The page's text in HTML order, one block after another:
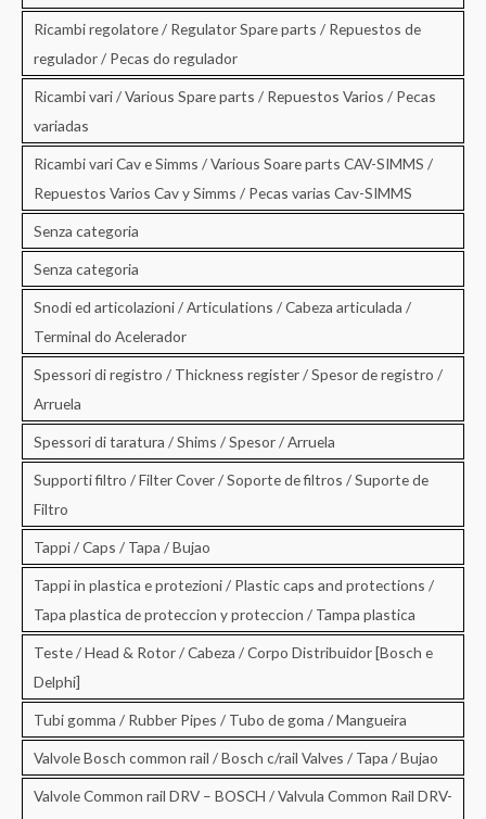
Ricambi regolatore / Regulator Spare parts / Repuestos de
regulador / Pecas do regulador
Ricambi vari / Various Spare parts / Repuestos Varios / Pecas
variadas
Ricambi vari Cav e Simms / Various Soare parts CAV-SIMMS /
Repuestos Varios Cav y Simms / Pecas varias Cav-SIMMS
Senza categoria
Senza categoria
Snodi ed articolazioni / Articulations / Cabeza articulada /
Terminal do Acelerador
Spessori di registro / Thickness register / Spesor de registro /
Arruela
Spessori di taratura / Shims / Spesor / Arruela
Supporti filtro / Filter Cover / Soporte de filtros / Suporte de
Filtro
Tappi / Caps / Tapa / Bujao
Tappi in plastica e protezioni / Plastic caps and protections /
Tapa plastica de proteccion y proteccion / Tampa plastica
Teste / Head & Rotor / Cabeza / Corpo Distribuidor [Bosch e
Delphi]
Tubi gomma / Rubber Pipes / Tubo de goma / Mangueira
Valvole Bosch common rail / Bosch c/rail Valves / Tapa / Bujao
Valvole Common rail DRV – BOSCH / Valvula Common Rail DRV-